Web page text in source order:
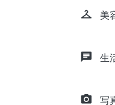
checkroom 美
chat 生
camera_alt 写